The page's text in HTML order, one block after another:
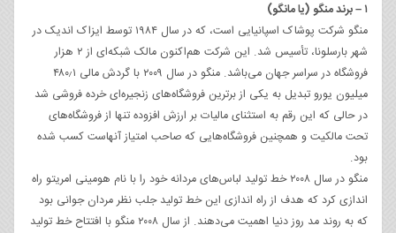
۱ – برند منگو (یا مانگو)
منگو شرکت پوشاک اسپانیایی است، که در سال ۱۹۸۴ توسط ایزاک اندیک در
شهر بارسلونا، تأسیس شد. این شرکت هم‌اکنون مالک شبکه‌ای از ۲ هزار
فروشگاه در سراسر جهان می‌باشد. منگو در سال ۲۰۰۹ با گردش مالی ۴۸۰٫۱
میلیون یورو تبدیل به یکی از برترین فروشگاه‌های زنجیره‌ای خرده فروشی شد
در حالی که این رقم به استثنای مالیات بر ارزش افزوده تنها از فروشگاه‌های
تحت مالکیت و همچنین فروشگاه‌هایی که صاحب امتیاز آنهاست کسب شده
بود.
منگو در سال ۲۰۰۸ خط تولید لباس‌های مردانه خود را با نام هومینی امریتو راه
اندازی کرد که هدف از راه اندازی این خط تولید جلب نظر مردان جوانی بود
که به روند مد روز دنیا اهمیت می‌دهند. از سال ۲۰۰۸ منگو با افتتاح خط تولید